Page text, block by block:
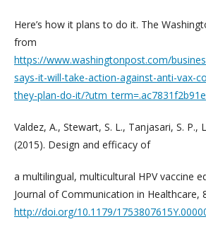
Here’s how it plans to do it. The
from
https://www.washingtonpost.com/
says-it-will-take-action-against-anti-vax-
they-plan-do-it/?utm_term=.ac7831f2b91e
Valdez, A., Stewart, S. L., Tanjasari, S. P.,
(2015). Design and efficacy of
a multilingual, multicultural HPV vaccine
Journal of Communication in Healthcare,
http://doi.org/10.1179/